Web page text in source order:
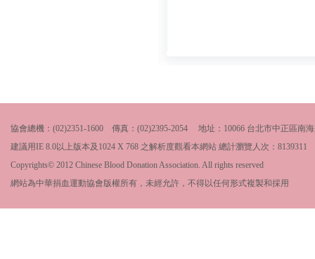
協會總機：(02)2351-1600 傳真：(02)2395-2054 地址：10066 台北市中正區南
建議用IE 8.0以上版本及1024 X 768 之解析度觀看本網站 總計瀏覽人次： 8139311
Copyrights© 2012 Chinese Blood Donation Association. All rights reserved
網站為中華捐血運動協會版權所有，未經允許，不得以任何形式複製和採用